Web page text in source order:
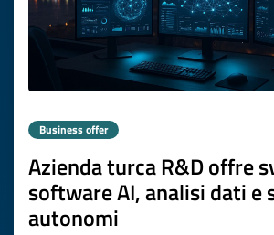
Business offer
Azienda turca R&D offre
software AI, analisi dati e
autonomi